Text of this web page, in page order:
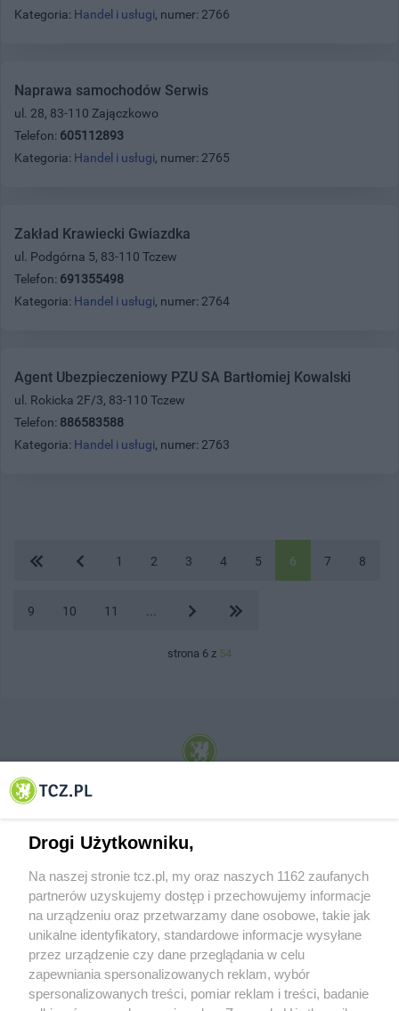
Kategoria: Handel i usługi, numer: 2766
Naprawa samochodów Serwis
ul. 28, 83-110 Zajączkowo
Telefon: 605112893
Kategoria: Handel i usługi, numer: 2765
Zakład Krawiecki Gwiazdka
ul. Podgórna 5, 83-110 Tczew
Telefon: 691355498
Kategoria: Handel i usługi, numer: 2764
Agent Ubezpieczeniowy PZU SA Bartłomiej Kowalski
ul. Rokicka 2F/3, 83-110 Tczew
Telefon: 886583588
Kategoria: Handel i usługi, numer: 2763
1 2 3 4 5 6 7 8
9 10 11
strona 6 z 54
© 2001-2026 Tczew - TCZ.PL Sp. z o.o. Internetowy Serwis Informacyjny Miasta
O FIRMIE POLITYKA PRYWATNOŚCI HOSTING
Drogi Użytkowniku,
Na naszej stronie tcz.pl, my oraz naszych 1162 zaufanych
partnerów uzyskujemy dostęp i przechowujemy informacje
na urządzeniu oraz przetwarzamy dane osobowe, takie jak
unikalne identyfikatory, standardowe informacje wysyłane
przez urządzenie czy dane przeglądania w celu
zapewniania spersonalizowanych reklam, wybór
spersonalizowanych treści, pomiar reklam i treści, badanie